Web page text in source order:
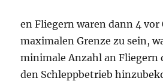
en Fliegern waren dann 4
maximalen Grenze zu sein,
minimale Anzahl an Fliegern
den Schleppbetrieb